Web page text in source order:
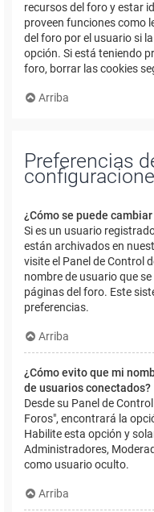
recursos del foro y estar
proveen funciones como
del foro por el usuario si
opción. Si está teniendo
foro, borrar las cookies
Arriba
Preferencias
¿Cómo se puede
Si es un usuario
están archivados en
visite el Panel de Control
nombre de usuario que
páginas del foro. Este
preferencias.
Arriba
¿Cómo evito que mi
de usuarios conectados?
Desde su Panel de
Foros", encontrará la
Habilite esta opción y
Administradores,
como usuario oculto.
Arriba